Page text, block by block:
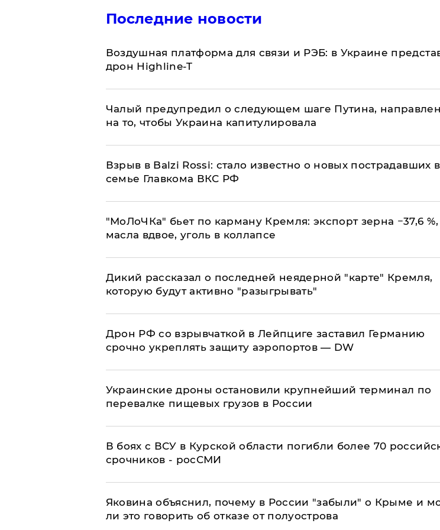
Последние новости
Воздушная платформа для связи и РЭБ: в Украине
дрон Highline-T
Чалый предупредил о следующем шаге Путина,
на то, чтобы Украина капитулировала
Взрыв в Balzi Rossi: стало известно о новых пострадавших в
семье Главкома ВКС РФ
​"МоЛоЧКа" бьет по карману Кремля: экспорт зерна −37,6 %,
масла вдвое, уголь в коллапсе
Дикий рассказал о последней неядерной "карте" Кремля,
которую будут активно "разыгрывать"
​Дрон РФ со взрывчаткой в Лейпциге заставил Германию
срочно укреплять защиту аэропортов — DW
Украинские дроны остановили крупнейший терминал по
перевалке пищевых грузов в России
В боях с ВСУ в Курской области погибли более 70
срочников - росСМИ
Яковина объяснил, почему в России "забыли" о Крыме и
ли это говорить об отказе от полуострова